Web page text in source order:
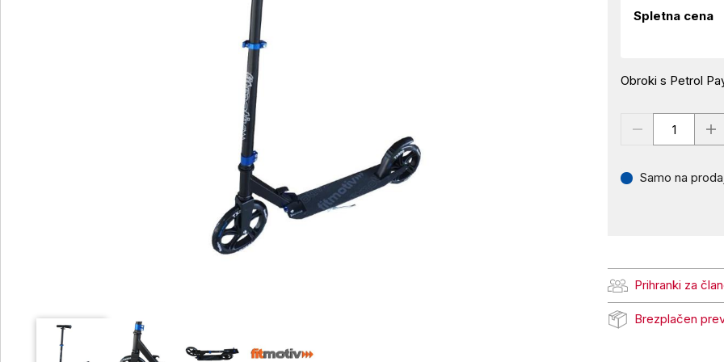
Spletna cena
Obroki s Petrol
Samo na
Prihranki za
Prihranki za člane
Brezplačen
Brezplačen